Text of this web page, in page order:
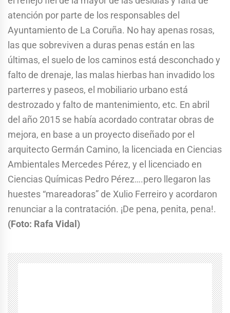
atención por parte de los responsables del
Ayuntamiento de La Coruña. No hay apenas rosas,
las que sobreviven a duras penas están en las
últimas, el suelo de los caminos está desconchado y
falto de drenaje, las malas hierbas han invadido los
parterres y paseos, el mobiliario urbano está
destrozado y falto de mantenimiento, etc. En abril
del año 2015 se había acordado contratar obras de
mejora, en base a un proyecto diseñado por el
arquitecto Germán Camino, la licenciada en Ciencias
Ambientales Mercedes Pérez, y el licenciado en
Ciencias Químicas Pedro Pérez….pero llegaron las
huestes “mareadoras” de Xulio Ferreiro y acordaron
renunciar a la contratación. ¡De pena, penita, pena!.
(Foto: Rafa Vidal)